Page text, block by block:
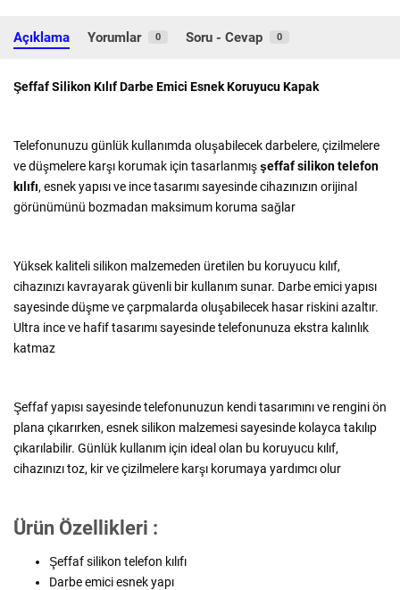
Açıklama Yorumlar 0 Soru - Cevap 0
Şeffaf Silikon Kılıf Darbe Emici Esnek Koruyucu Kapak
Telefonunuzu günlük kullanımda oluşabilecek darbelere, çizilmelere
ve düşmelere karşı korumak için tasarlanmışşeffaf silikon telefon
kılıfı, esnek yapısı ve ince tasarımı sayesinde cihazınızın orijinal
görünümünü bozmadan maksimum koruma sağlar
Yüksek kaliteli silikon malzemeden üretilen bu koruyucu kılıf,
cihazınızı kavrayarak güvenli bir kullanım sunar. Darbe emici yapısı
sayesinde düşme ve çarpmalarda oluşabilecek hasar riskini azaltır.
Ultra ince ve hafif tasarımı sayesinde telefonunuza ekstra kalınlık
katmaz
Şeffaf yapısı sayesinde telefonunuzun kendi tasarımını ve rengini ön
plana çıkarırken, esnek silikon malzemesi sayesinde kolayca takılıp
çıkarılabilir. Günlük kullanım için ideal olan bu koruyucu kılıf,
cihazınızı toz, kir ve çizilmelere karşı korumaya yardımcı olur
Ürün Özellikleri :
Şeffaf silikon telefon kılıfı
Darbe emici esnek yapı